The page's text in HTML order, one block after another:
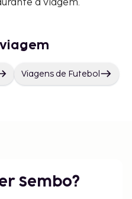
a viagem.
Viagens de Futebol
Sembo?